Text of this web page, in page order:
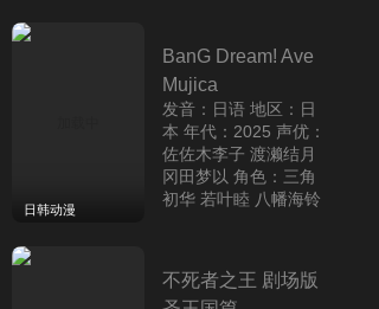
声优：千叶翔也 上田丽
奈 鬼头明里 角色：猪
股大喜 鹿野千夏 蝶野
雏 别名：青春之箱/青
之箱 简介：女羽毛球部
的成员猪股大喜暗恋女
子篮球部的鹿野千夏学
声优：千叶翔也 上田丽
鸟山明负责该作的设定
日韩动漫
BanG Dream! Ave
Mujica
发音：日语 地区：日
本 年代：2025 声优：
佐佐木李子 渡濑结月
冈田梦以 角色：三角
初华 若叶睦 八幡海铃
祥子招募组建的乐队Av
e Mujica，完成了演
不死者之王 剧场版